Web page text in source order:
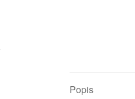
Popis